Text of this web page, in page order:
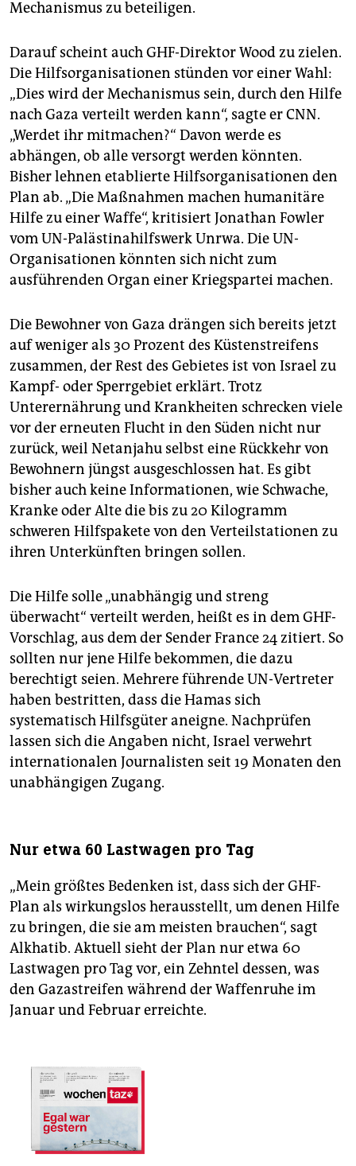
Mechanismus zu beteiligen.
Darauf scheint auch GHF-Direktor Wood zu zielen.
Die Hilfsorganisationen stünden vor einer Wahl:
„Dies wird der Mechanismus sein, durch den Hilfe
nach Gaza verteilt werden kann“, sagte er CNN.
„Werdet ihr mitmachen?“ Davon werde es
abhängen, ob alle versorgt werden könnten.
Bisher lehnen etablierte Hilfsorganisationen den
Plan ab. „Die Maßnahmen machen humanitäre
Hilfe zu einer Waffe“, kritisiert Jonathan Fowler
vom UN-Palästinahilfswerk Unrwa. Die UN-
Organisationen könnten sich nicht zum
ausführenden Organ einer Kriegspartei machen.
Die Bewohner von Gaza drängen sich bereits jetzt
auf weniger als 30 Prozent des Küstenstreifens
zusammen, der Rest des Gebietes ist von Israel zu
Kampf- oder Sperrgebiet erklärt. Trotz
Unterernährung und Krankheiten schrecken viele
vor der erneuten Flucht in den Süden nicht nur
zurück, weil Netanjahu selbst eine Rückkehr von
Bewohnern jüngst ausgeschlossen hat. Es gibt
bisher auch keine Informationen, wie Schwache,
Kranke oder Alte die bis zu 20 Kilogramm
schweren Hilfspakete von den Verteilstationen zu
ihren Unterkünften bringen sollen.
Die Hilfe solle „unabhängig und streng
überwacht“ verteilt werden, heißt es in dem GHF-
Vorschlag, aus dem der Sender France 24 zitiert. So
sollten nur jene Hilfe bekommen, die dazu
berechtigt seien. Mehrere führende UN-Vertreter
haben bestritten, dass die Hamas sich
systematisch Hilfsgüter aneigne. Nachprüfen
lassen sich die Angaben nicht, Israel verwehrt
internationalen Journalisten seit 19 Monaten den
unabhängigen Zugang.
Nur etwa 60 Lastwagen pro Tag
„Mein größtes Bedenken ist, dass sich der GHF-
Plan als wirkungslos herausstellt, um denen Hilfe
zu bringen, die sie am meisten brauchen“, sagt
Alkhatib. Aktuell sieht der Plan nur etwa 60
Lastwagen pro Tag vor, ein Zehntel dessen, was
den Gaza­streifen während der Waffenruhe im
Januar und Februar erreichte.